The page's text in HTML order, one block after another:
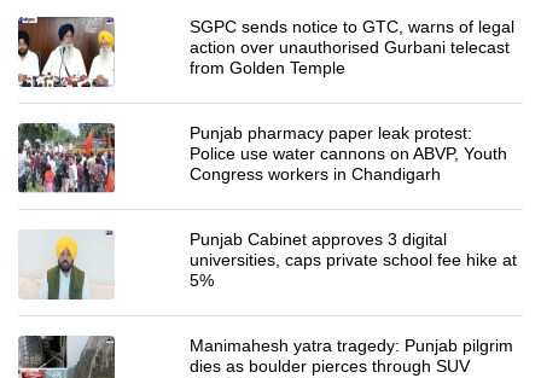
SGPC sends notice to GTC, warns of legal
action over unauthorised Gurbani telecast
from Golden Temple
Punjab pharmacy paper leak protest:
Police use water cannons on ABVP, Youth
Congress workers in Chandigarh
Punjab Cabinet approves 3 digital
universities, caps private school fee hike at
5%
Manimahesh yatra tragedy: Punjab pilgrim
dies as boulder pierces through SUV